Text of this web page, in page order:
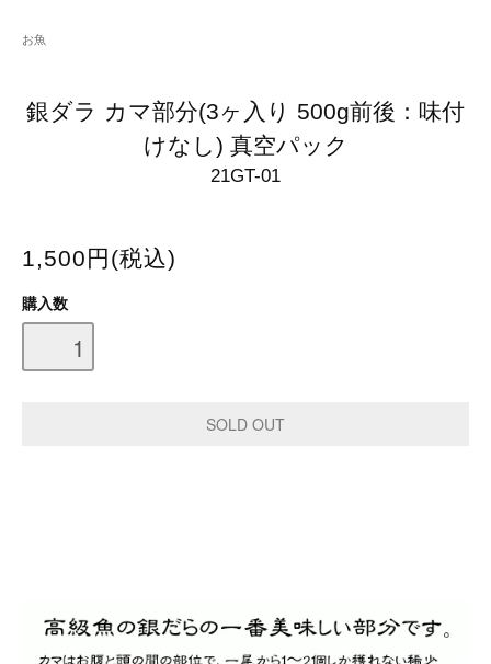
お魚
銀ダラ カマ部分(3ヶ入り 500g前後：味付
けなし) 真空パック
21GT-01
1,500円(税込)
購入数